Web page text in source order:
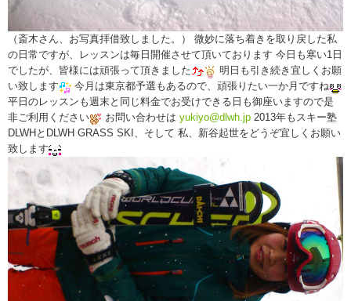
（斎木さん、お写真拝借致しました。） 微妙に落ち着きを取り戻した私
の日常ですが、レッスンは毎日開催させて頂いております 今日も寒い1日
でしたが、皆様には頑張って頂きました
明日も引き続き宜しくお願
い致します
今月は東京都予選もあるので、頑張りたい一か月ですね
平日のレッスンも週末と同じ料金でお受けできる日も御座いますので是
非ご利用ください
お問い合わせは yukiyo@dlwh.jp 2013年もスキー塾
DLWHとDLWH GRASS SKI、そして 私、新谷起世をどうぞ宜しくお願い
致します